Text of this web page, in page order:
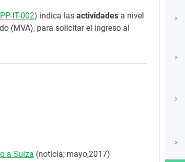
IT-002) indica las actividades a nivel
(MVA), para solicitar el ingreso al
a Suiza (noticia; mayo,2017)